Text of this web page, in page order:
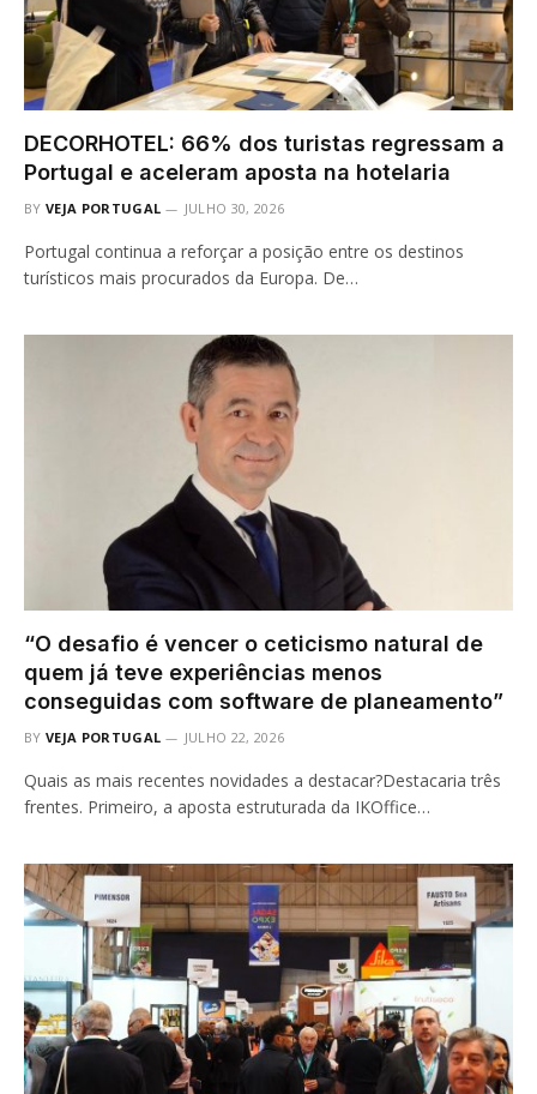
DECORHOTEL: 66% dos turistas regressam a
Portugal e aceleram aposta na hotelaria
BY VEJA PORTUGAL JULHO 30, 2026
Portugal continua a reforçar a posição entre os destinos
turísticos mais procurados da Europa. De…
“O desafio é vencer o ceticismo natural de
quem já teve experiências menos
conseguidas com software de planeamento”
BY VEJA PORTUGAL JULHO 22, 2026
Quais as mais recentes novidades a destacar?Destacaria três
frentes. Primeiro, a aposta estruturada da IKOffice…